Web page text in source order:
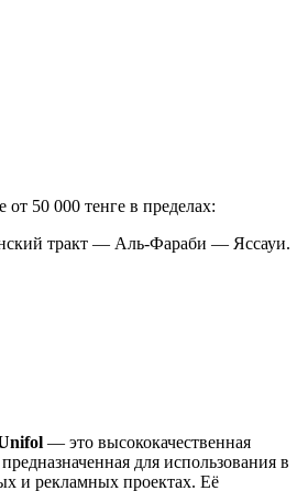
от 50 000 тенге в пределах:
тракт — Аль-Фараби — Яссауи.
— это высококачественная
для использования в
и рекламных проектах. Её